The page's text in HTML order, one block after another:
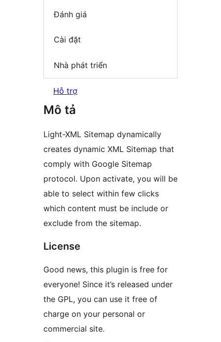
Đánh giá
Cài đặt
Nhà phát triển
Hỗ trợ
Mô tả
Light-XML Sitemap dynamically
creates dynamic XML Sitemap that
comply with Google Sitemap
protocol. Upon activate, you will be
able to select within few clicks
which content must be include or
exclude from the sitemap.
License
Good news, this plugin is free for
everyone! Since it’s released under
the GPL, you can use it free of
charge on your personal or
commercial site.